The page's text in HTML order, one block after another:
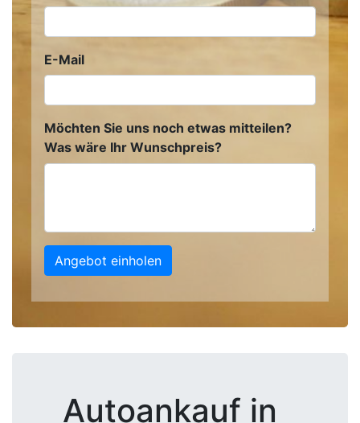
E-Mail
Möchten Sie uns noch etwas mitteilen?
Was wäre Ihr Wunschpreis?
Angebot einholen
Autoankauf in